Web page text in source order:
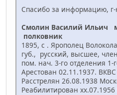
Спасибо за информацию, г-
Смолин Василий Ильич
полковник
1895, с . Ярополец
губ., русский, высшее,
пом. нач. 3-го отделения 1-
Арестован 02.11.1937.
Расстрелян 26.08.1938
Реабилитирован